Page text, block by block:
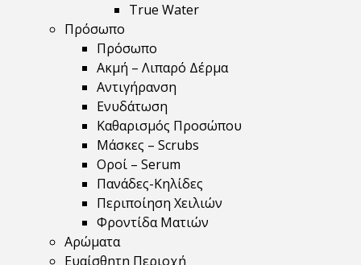
True Water
Πρόσωπο
Πρόσωπο
Ακμή – Λιπαρό Δέρμα
Αντιγήρανση
Ενυδάτωση
Καθαρισμός Προσώπου
Μάσκες – Scrubs
Οροί – Serum
Πανάδες-Κηλίδες
Περιποίηση Χειλιών
Φροντίδα Ματιών
Αρώματα
Ευαίσθητη Περιοχή